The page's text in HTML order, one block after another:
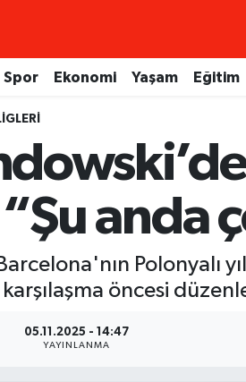
Spor Ekonomi Yaşam Eğitim
anda
Polonyalı
öncesi
05.11.2025 - 14:47
YAYINLANMA